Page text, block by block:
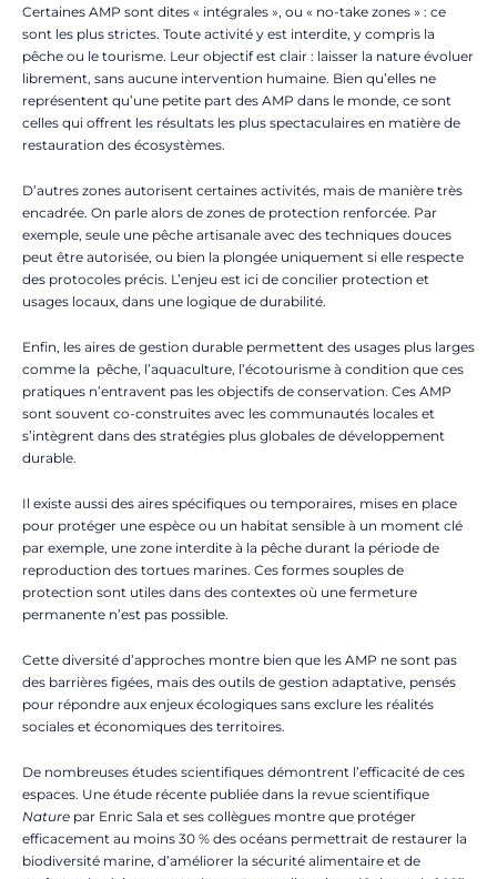
Certaines AMP sont dites « intégrales », ou « no-take zones » : ce
sont les plus strictes. Toute activité y est interdite, y compris la
pêche ou le tourisme. Leur objectif est clair : laisser la nature évoluer
librement, sans aucune intervention humaine. Bien qu’elles ne
représentent qu’une petite part des AMP dans le monde, ce sont
celles qui offrent les résultats les plus spectaculaires en matière de
restauration des écosystèmes.
D’autres zones autorisent certaines activités, mais de manière très
encadrée. On parle alors de zones de protection renforcée. Par
exemple, seule une pêche artisanale avec des techniques douces
peut être autorisée, ou bien la plongée uniquement si elle respecte
des protocoles précis. L’enjeu est ici de concilier protection et
usages locaux, dans une logique de durabilité.
Enfin, les aires de gestion durable permettent des usages plus larges
comme la pêche, l’aquaculture, l’écotourisme à condition que ces
pratiques n’entravent pas les objectifs de conservation. Ces AMP
sont souvent co-construites avec les communautés locales et
s’intègrent dans des stratégies plus globales de développement
durable.
Il existe aussi des aires spécifiques ou temporaires, mises en place
pour protéger une espèce ou un habitat sensible à un moment clé
par exemple, une zone interdite à la pêche durant la période de
reproduction des tortues marines. Ces formes souples de
protection sont utiles dans des contextes où une fermeture
permanente n’est pas possible.
Cette diversité d’approches montre bien que les AMP ne sont pas
des barrières figées, mais des outils de gestion adaptative, pensés
pour répondre aux enjeux écologiques sans exclure les réalités
sociales et économiques des territoires.
De nombreuses études scientifiques démontrent l’efficacité de ces
espaces. Une étude récente publiée dans la revue scientifique
Nature par Enric Sala et ses collègues montre que protéger
efficacement au moins 30 % des océans permettrait de restaurer la
biodiversité marine, d’améliorer la sécurité alimentaire et de